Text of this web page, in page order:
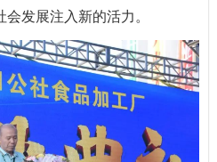
发展注入新的活力。